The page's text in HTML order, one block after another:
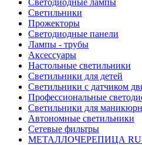
Светодиодные лампы
Светильники
Прожекторы
Светодиодные панели
Лампы - трубы
Аксессуары
Настольные светильники
Светильники для детей
Светильники с датчиком
Профессиональные
Светильники для
Автономные светильники
Сетевые фильтры
МЕТАЛЛОЧЕРЕПИЦА